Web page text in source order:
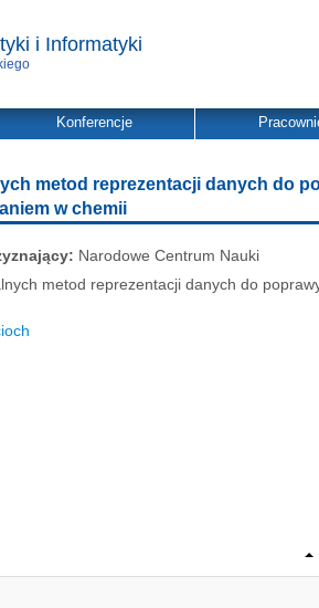
i Informatyki
Konferencje
metod reprezentacji danych do
w chemii
Narodowe Centrum Nauki
metod reprezentacji danych do